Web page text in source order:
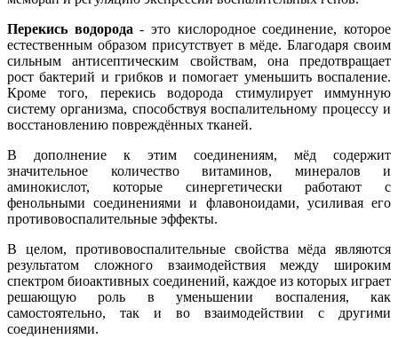
Перекись водорода - это кислородное соединение, которое
естественным образом присутствует в мёде. Благодаря своим
сильным антисептическим свойствам, она предотвращает
рост бактерий и грибков и помогает уменьшить воспаление.
Кроме того, перекись водорода стимулирует иммунную
систему организма, способствуя воспалительному процессу и
восстановлению повреждённых тканей.
В дополнение к этим соединениям, мёд содержит
значительное количество витаминов, минералов и
аминокислот, которые синергетически работают с
фенольными соединениями и флавоноидами, усиливая его
противовоспалительные эффекты.
В целом, противовоспалительные свойства мёда являются
результатом сложного взаимодействия между широким
спектром биоактивных соединений, каждое из которых играет
решающую роль в уменьшении воспаления, как
самостоятельно, так и во взаимодействии с другими
соединениями.